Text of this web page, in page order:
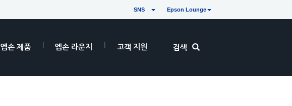
SNS Epson Lounge
엡손 제품 엡손 라운지 고객 지원 검색